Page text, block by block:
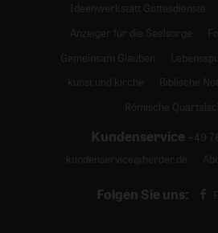
Ideenwerkstatt Gottesdienste
Anzeiger für die Seelsorge
Gemeinsam Glauben
kunst und kirche
Biblische
Römische
Kundenservice +49
kundenservice@herder.de
Folgen Sie uns: